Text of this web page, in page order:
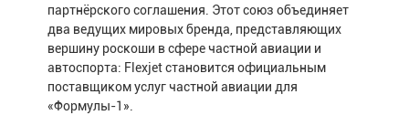
партнёрского соглашения. Этот союз объединяет
два ведущих мировых бренда, представляющих
вершину роскоши в сфере частной авиации и
автоспорта: Flexjet становится официальным
поставщиком услуг частной авиации для
«Формулы-1».